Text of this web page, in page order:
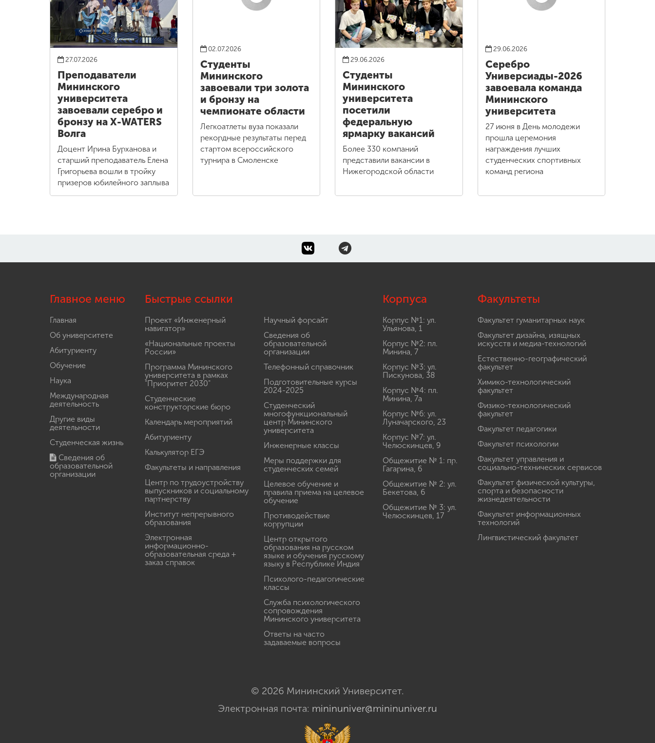
27.07.2026
Преподаватели
Мининского
университета
завоевали серебро и
бронзу на X-WATERS
Волга
Доцент Ирина Бурханова и
старший преподаватель Елена
Григорьева вошли в тройку
призеров юбилейного заплыва
02.07.2026
Студенты
Мининского
завоевали три золота
и бронзу на
чемпионате области
Легкоатлеты вуза показали
рекордные результаты перед
стартом всероссийского
турнира в Смоленске
29.06.2026
Студенты
Мининского
университета
посетили
федеральную
ярмарку вакансий
Более 330 компаний
представили вакансии в
Нижегородской области
29.06.2026
Серебро
Универсиады-2026
завоевала команда
Мининского
университета
27 июня в День молодежи
прошла церемония
награждения лучших
студенческих спортивных
команд региона
Главное меню
Главная
Об университете
Абитуриенту
Обучение
Наука
Международная
деятельность
Другие виды
деятельности
Студенческая жизнь
Сведения об
образовательной
организации
Быстрые ссылки
Проект «Инженерный
навигатор»
«Национальные проекты
России»
Программа Мининского
университета в рамках
"Приоритет 2030"
Студенческие
конструкторские бюро
Календарь мероприятий
Абитуриенту
Калькулятор ЕГЭ
Факультеты и направления
Центр по трудоустройству
выпускников и социальному
партнерству
Институт непрерывного
образования
Электронная
информационно-
образовательная среда +
заказ справок
Научный форсайт
Сведения об
образовательной
организации
Телефонный справочник
Подготовительные курсы
2024-2025
Студенческий
многофункциональный
центр Мининского
университета
Инженерные классы
Меры поддержки для
студенческих семей
Целевое обучение и
правила приема на целевое
обучение
Противодействие
коррупции
Центр открытого
образования на русском
языке и обучения русскому
языку в Республике Индия
Психолого-педагогические
классы
Служба психологического
сопровождения
Мининского университета
Ответы на часто
задаваемые вопросы
Корпуса
Корпус №1: ул.
Ульянова, 1
Корпус №2: пл.
Минина, 7
Корпус №3: ул.
Пискунова, 38
Корпус №4: пл.
Минина, 7а
Корпус №6: ул.
Луначарского, 23
Корпус №7: ул.
Челюскинцев, 9
Общежитие № 1: пр.
Гагарина, 6
Общежитие № 2: ул.
Бекетова, 6
Общежитие № 3: ул.
Челюскинцев, 17
Факультеты
Факультет гуманитарных наук
Факультет дизайна, изящных
искусств и медиа-технологий
Естественно-географический
факультет
Химико-технологический
факультет
Физико-технологический
факультет
Факультет педагогики
Факультет психологии
Факультет управления и
социально-технических сервисов
Факультет физической культуры,
спорта и безопасности
жизнедеятельности
Факультет информационных
технологий
Лингвистический факультет
© 2026 Мининский Университет.
Электронная почта: mininuniver@mininuniver.ru